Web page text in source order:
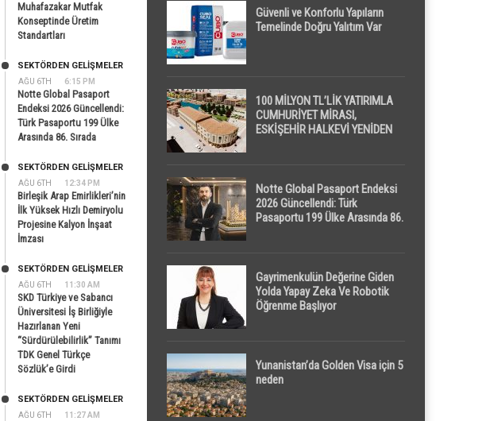
Muhafazakar Mutfak
Konseptinde Üretim
Standartları
AĞU 6TH 6:15 PM
SEKTÖRDEN GELIŞMELER
Notte Global Pasaport
Endeksi 2026 Güncellendi:
Türk Pasaportu 199 Ülke
Arasında 86. Sırada
AĞU 6TH 12:34 PM
SEKTÖRDEN GELIŞMELER
Birleşik Arap Emirlikleri’nin
İlk Yüksek Hızlı Demiryolu
Projesine Kalyon İnşaat
İmzası
AĞU 6TH 11:30 AM
SEKTÖRDEN GELIŞMELER
SKD Türkiye ve Sabancı
Üniversitesi İş Birliğiyle
Hazırlanan Yeni
“Sürdürülebilirlik” Tanımı
TDK Genel Türkçe
Sözlük’e Girdi
AĞU 6TH 11:27 AM
SEKTÖRDEN GELIŞMELER
Güvenli ve Konforlu Yapıların
Temelinde Doğru Yalıtım Var
100 MİLYON TL’LİK YATIRIMLA
CUMHURİYET MİRASI,
ESKİŞEHİR HALKEVİ YENİDEN
Notte Global Pasaport Endeksi
2026 Güncellendi: Türk
Pasaportu 199 Ülke Arasında 86.
Gayrimenkulün Değerine Giden
Yolda Yapay Zeka Ve Robotik
Öğrenme Başlıyor
Yunanistan’da Golden Visa için 5
neden